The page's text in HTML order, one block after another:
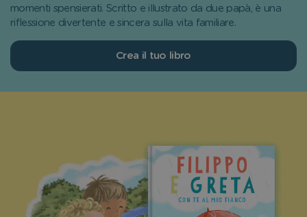
momenti spensierati. Scritto e illustrato da due papà, è una
riflessione divertente e sincera sulla vita familiare.
Crea il tuo libro